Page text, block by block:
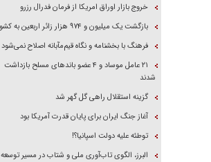
خروج بازار اوراق امریکا از فرمان فدرال رزرو
بازگشت یک میلیون و ۹۷۴ هزار زائر اربعین به کشور
فرهنگ با بخشنامه و نگاه قیم‌مآبانه اصلاح نمی‌شود
۲۱ عامل موساد و ۴ عضو باند‌های مسلح بازداشت
شدند
گزینه استقلال راهی گل گهر شد
آغاز جنگ ایران برای پایان قدرت آمریکا بود
توطئه علیه دولت اسپانیا؟!
البرز، الگوی تاب‌آوری ملی و شتاب در مسیر توسعه